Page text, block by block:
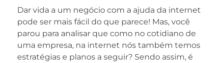
Dar vida a um negócio com a ajuda da internet
pode ser mais fácil do que parece! Mas, você
parou para analisar que como no cotidiano de
uma empresa, na internet nós também temos
estratégias e planos a seguir? Sendo assim, é